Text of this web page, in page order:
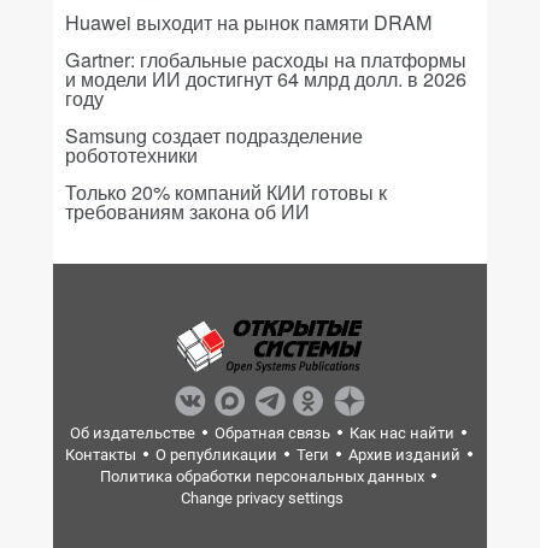
Huawei выходит на рынок памяти DRAM
Gartner: глобальные расходы на платформы
и модели ИИ достигнут 64 млрд долл. в 2026
году
Samsung создает подразделение
робототехники
Только 20% компаний КИИ готовы к
требованиям закона об ИИ
Об издательстве Обратная связь
Как нас найти
Контакты
О републикации Теги
Архив изданий
Политика обработки персональных данных
Change privacy settings